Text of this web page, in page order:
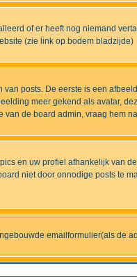
of er heeft nog niemand
(zie link op bodem bladzijde)
posts. De eerste is een
meer gekend als avatar,
de board admin, vraag hem
en uw profiel afhankelijk van
niet door onnodige posts te
emailformulier(als de